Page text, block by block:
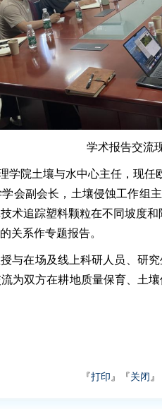
学术报告交流
学院土壤与水中心主任，现
会副会长，土壤侵蚀工作组
术追踪塑料颗粒在不同坡度
关系作专题报告。
授与在场及线上科研人员、
为双方在耕地质量保育、土
『打印』『 关闭 』